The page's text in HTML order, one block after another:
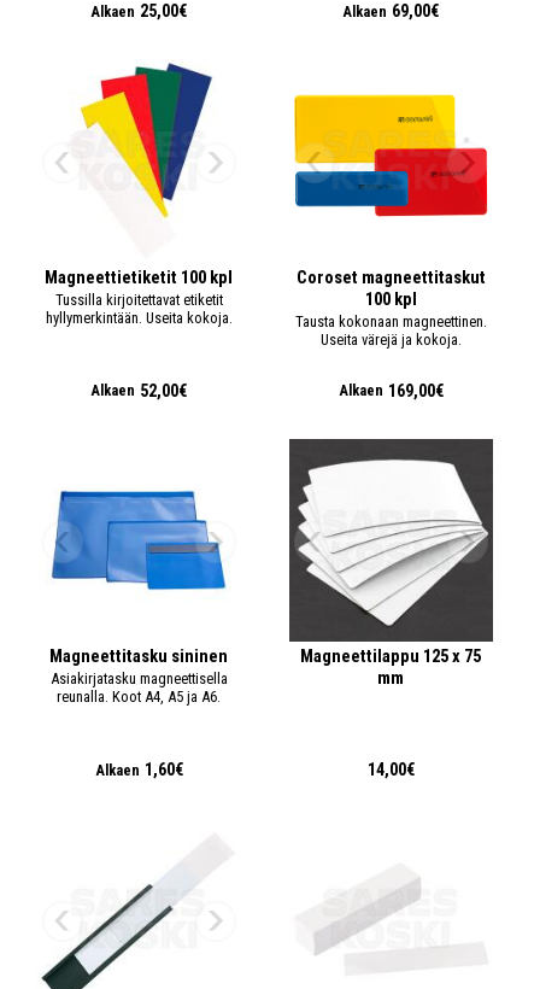
Alkaen 25,00€ Alkaen 69,00€
Magneettietiketit 100 kpl
Tussilla kirjoitettavat etiketit
hyllymerkintään. Useita kokoja.
Alkaen 52,00€
Coroset magneettitaskut
100 kpl
Tausta kokonaan magneettinen.
Useita värejä ja kokoja.
Alkaen 169,00€
Magneettitasku sininen
Asiakirjatasku magneettisella
reunalla. Koot A4, A5 ja A6.
Alkaen 1,60€
Magneettilappu 125 x 75
mm
14,00€